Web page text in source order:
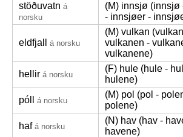
stöðuvatn á
norsku
(M) innsjø (innsjø
- innsjøer -
eldfjall á norsku
(M) vulkan
vulkanen -
vulkanene)
hellir á norsku
(F) hule (hule -
hulene)
póll
á norsku
(M) pol (pol -
polene)
haf á norsku
(N) hav (hav -
havene)